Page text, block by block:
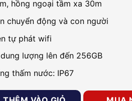
hồng ngoại tầm xa 30m
chuyển động và con người
tự phát wifi
lượng lên đến 256GB
thấm nước: IP67
trời IPC-F22P-IMOU 2.0MP FullHD